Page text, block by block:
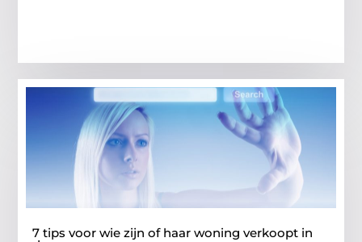
7 tips voor wie zijn of haar woning verkoopt in